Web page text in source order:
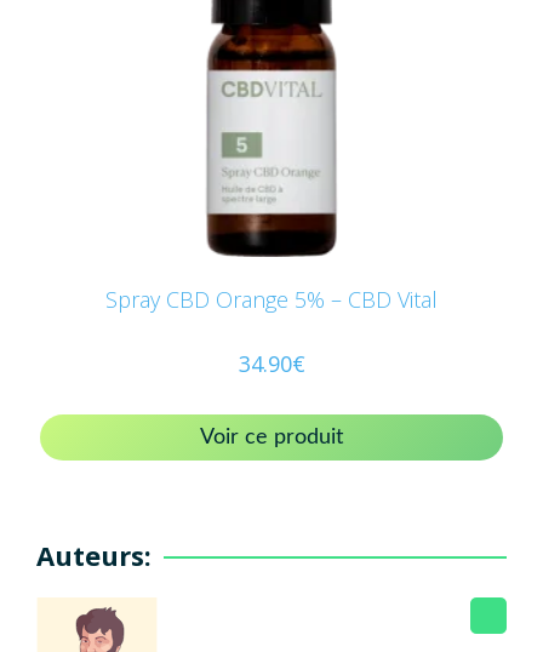
Spray CBD Orange 5% – CBD Vital
34.90€
Voir ce produit
Auteurs: